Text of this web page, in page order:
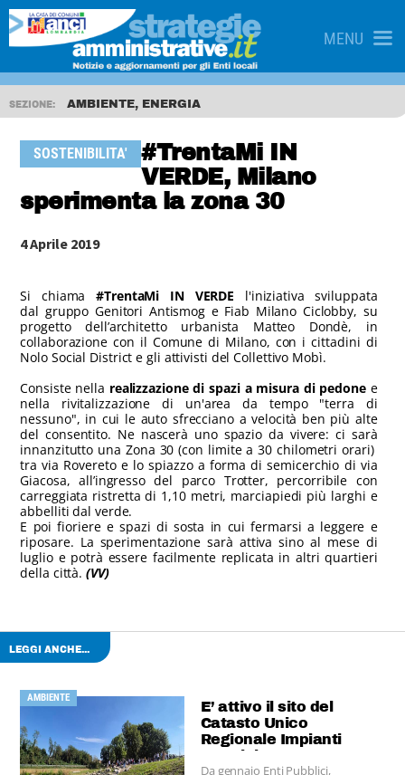
MENU
SEZIONE: AMBIENTE, ENERGIA
SOSTENIBILITA'
#TrentaMi IN
VERDE, Milano
sperimenta la zona 30
4 Aprile 2019
Si chiama #TrentaMi IN VERDE l'iniziativa sviluppata
dal gruppo Genitori Antismog e Fiab Milano Ciclobby, su
progetto dell’architetto urbanista Matteo Dondè, in
collaborazione con il Comune di Milano, con i cittadini di
Nolo Social District e gli attivisti del Collettivo Mobì.
Consiste nella realizzazione di spazi a misura di pedonee
nella rivitalizzazione di un'area da tempo "terra di
nessuno", in cui le auto sfrecciano a velocità ben più alte
del consentito. Ne nascerà uno spazio da vivere: ci sarà
innanzitutto una Zona 30 (con limite a 30 chilometri orari)
tra via Rovereto e lo spiazzo a forma di semicerchio di via
Giacosa, all’ingresso del parco Trotter, percorribile con
carreggiata ristretta di 1,10 metri, marciapiedi più larghi e
abbelliti dal verde.
E poi fioriere e spazi di sosta in cui fermarsi a leggere e
riposare. La sperimentazione sarà attiva sino al mese di
luglio e potrà essere facilmente replicata in altri quartieri
della città.(VV)
LEGGI ANCHE...
AMBIENTE
E’ attivo il sito del
Catasto Unico
Regionale Impianti
Termici
Da gennaio Enti Pubblici,